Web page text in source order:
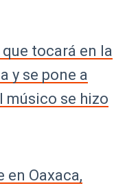
tocará en la
y se pone a
músico se hizo
en Oaxaca,